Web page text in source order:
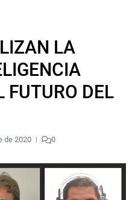
LA
FUTURO DEL
de 2020 0